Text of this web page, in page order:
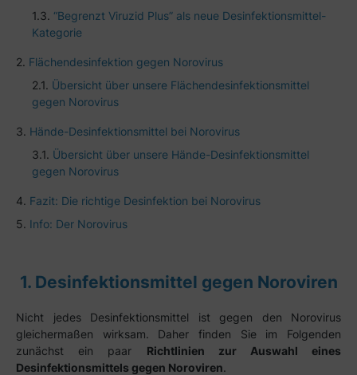
“Begrenzt Viruzid Plus” als neue Desinfektionsmittel-
Kategorie
Flächendesinfektion gegen Norovirus
Übersicht über unsere Flächendesinfektionsmittel
gegen Norovirus
Hände-Desinfektionsmittel bei Norovirus
Übersicht über unsere Hände-Desinfektionsmittel
gegen Norovirus
Fazit: Die richtige Desinfektion bei Norovirus
Info: Der Norovirus
1. Desinfektionsmittel gegen Noroviren
Nicht jedes Desinfektionsmittel ist gegen den Norovirus
gleichermaßen wirksam. Daher finden Sie im Folgenden
zunächst ein paar Richtlinien zur Auswahl eines
Desinfektionsmittels gegen Noroviren.